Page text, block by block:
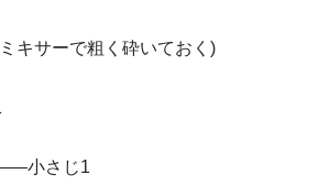
キサーで粗く砕いておく)
小さじ1